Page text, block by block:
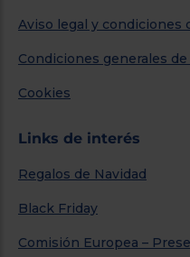
Aviso legal y condiciones
Condiciones generales
Cookies
Links de interés
Regalos de Navidad
Black Friday
Comisión Europea –